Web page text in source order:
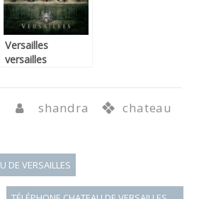
Versailles
versailles
shandra
chateau
DE VERSAILLES